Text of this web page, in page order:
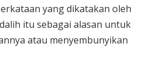
yang dikatakan oleh
itu sebagai alasan untuk
atau menyembunyikan